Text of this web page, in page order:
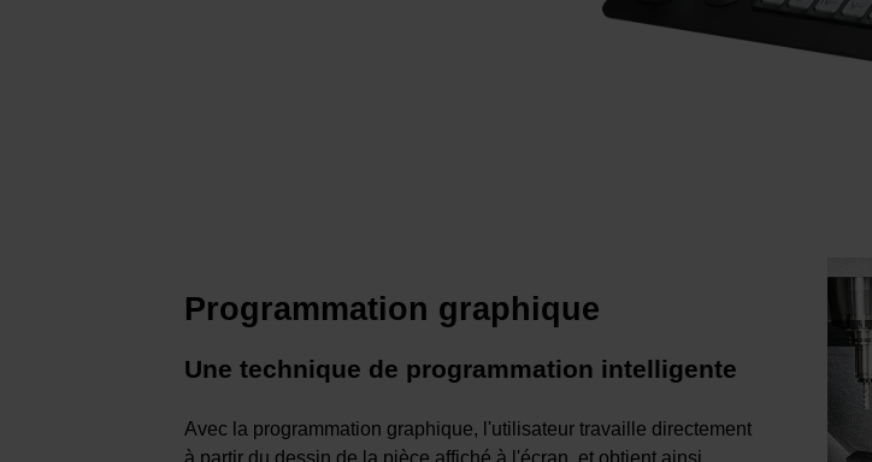
Programmation graphique
Une technique de programmation intelligente
Avec la programmation graphique, l'utilisateur travaille directement
à partir du dessin de la pièce affiché à l'écran, et obtient ainsi